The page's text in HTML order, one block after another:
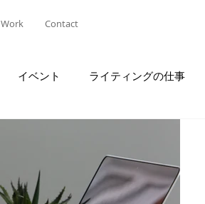
Work Contact
イベント ライティングの仕事